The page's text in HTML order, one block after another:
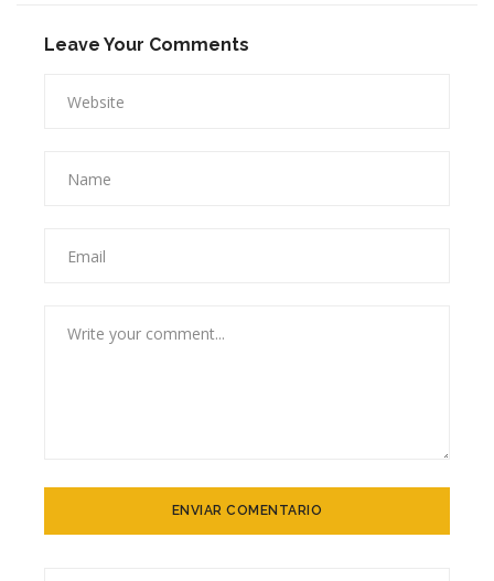
Leave Your Comments